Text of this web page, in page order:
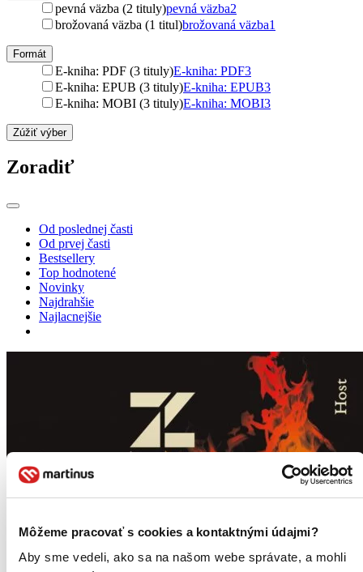
Môžeme pracovať s cookies a kontaktnými údajmi?
Aby sme vedeli, ako sa na našom webe správate, a mohli
pevná väzba (2 tituly)pevná väzba2
brožovaná väzba (1 titul)brožovaná väzba1
Formát
E-kniha: PDF (3 tituly)E-kniha: PDF3
E-kniha: EPUB (3 tituly)E-kniha: EPUB3
E-kniha: MOBI (3 tituly)E-kniha: MOBI3
Zúžiť výber
Zoradiť
Od poslednej časti
Od prvej časti
Bestsellery
Top hodnotené
Novinky
Najdrahšie
Najlacnejšie